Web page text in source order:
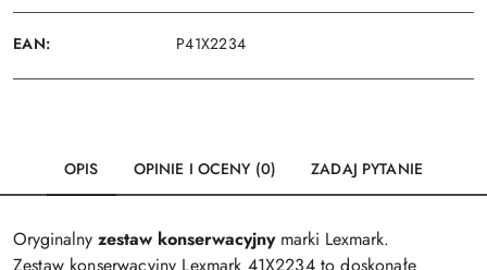
EAN: P41X2234
OPIS OPINIE I OCENY (0) ZADAJ PYTANIE
Oryginalny zestaw konserwacyjnymarki Lexmark.